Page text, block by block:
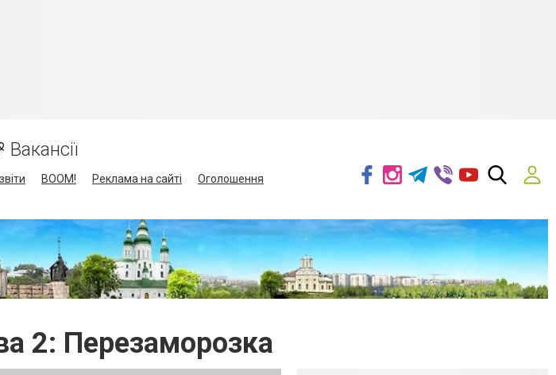
Вакансії
BOOM! Реклама на сайті
Оголошення
2: Перезаморозка